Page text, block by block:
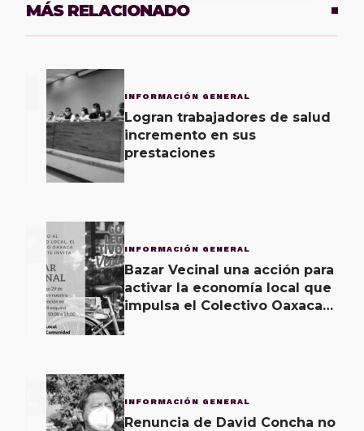
MÁS RELACIONADO
INFORMACIÓN GENERAL
Logran trabajadores de salud
incremento en sus
prestaciones
2 INFORMACIÓN GENERAL
Bazar Vecinal una acción para
activar la economía local que
impulsa el Colectivo Oaxaca
3 INFORMACIÓN GENERAL
Renuncia de David Concha no